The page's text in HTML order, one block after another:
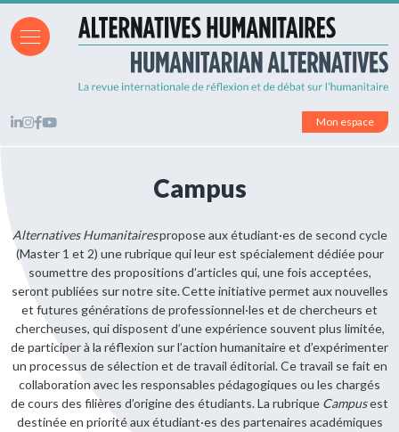
Mon espace
Campus
Alternatives Humanitairespropose aux étudiant·es de second cycle
(Master 1 et 2) une rubrique qui leur est spécialement dédiée pour
soumettre des propositions d’articles qui, une fois acceptées,
seront publiées sur notre site. Cette initiative permet aux nouvelles
et futures générations de professionnel·les et de chercheurs et
chercheuses, qui disposent d’une expérience souvent plus limitée,
de participer à la réflexion sur l’action humanitaire et d’expérimenter
un processus de sélection et de travail éditorial.Ce travail se fait en
collaboration avec les responsables pédagogiques ​ ou les chargés
de cours des filières d’origine des étudiants. La rubrique Campusest
destinée en priorité aux étudiant·es des partenaires académiques